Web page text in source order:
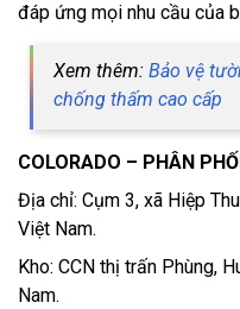
đáp ứng mọi nhu cầu của
Xem thêm: Bảo vệ
chống thấm cao cấp
COLORADO – PHÂN
Địa chỉ: Cụm 3, xã Hiệp
Việt Nam.
Kho: CCN thị trấn Phùng,
Nam.